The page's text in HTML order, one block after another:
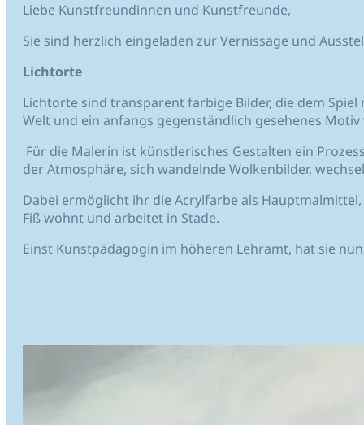
Liebe Kunstfreundinnen und Kunstfreunde,
Sie sind herzlich eingeladen zur Vernissage und
Lichtorte
Lichtorte sind transparent farbige Bilder, die dem
Welt und ein anfangs gegenständlich gesehenes
Für die Malerin ist künstlerisches Gestalten ein
der Atmosphäre, sich wandelnde Wolkenbilder,
Dabei ermöglicht ihr die Acrylfarbe als
Fiß wohnt und arbeitet in Stade.
Einst Kunstpädagogin im höheren Lehramt, hat sie